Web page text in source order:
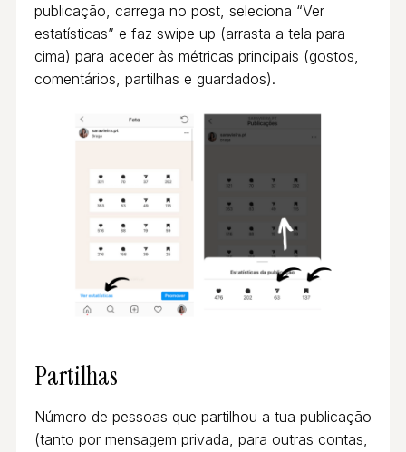
publicação, carrega no post, seleciona “Ver
estatísticas” e faz swipe up (arrasta a tela para
cima) para aceder às métricas principais (gostos,
comentários, partilhas e guardados).
Partilhas
Número de pessoas que partilhou a tua publicação
(tanto por mensagem privada, para outras contas,